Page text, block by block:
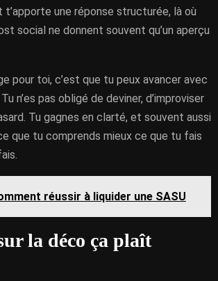
une réponse structurée, là où
social ne donnent souvent qu’un aperçu
pour toi, c’est que tu peux avancer avec
n’es pas obligé de deviner, d’improviser
Tu gagnes en clarté, et souvent aussi
que tu comprends mieux ce que tu fais
réussir à liquider une SASU
la déco ça plaît